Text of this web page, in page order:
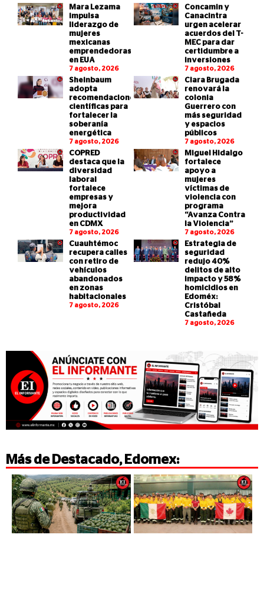
Mara Lezama
impulsa
liderazgo de
mujeres
mexicanas
emprendedoras
en EUA
7 agosto, 2026
Concamin y
Canacintra
urgen acelerar
acuerdos del T-
MEC para dar
certidumbre a
inversiones
7 agosto, 2026
Sheinbaum
adopta
recomendaciones
científicas para
fortalecer la
soberanía
energética
7 agosto, 2026
Clara Brugada
renovará la
colonia
Guerrero con
más seguridad
y espacios
públicos
7 agosto, 2026
COPRED
destaca que la
diversidad
laboral
fortalece
empresas y
mejora
productividad
en CDMX
7 agosto, 2026
Miguel Hidalgo
fortalece
apoyo a
mujeres
víctimas de
violencia con
programa
“Avanza Contra
la Violencia”
7 agosto, 2026
Cuauhtémoc
recupera calles
con retiro de
vehículos
abandonados
en zonas
habitacionales
7 agosto, 2026
Estrategia de
seguridad
redujo 40%
delitos de alto
impacto y 58%
homicidios en
Edoméx:
Cristóbal
Castañeda
7 agosto, 2026
Más de Destacado, Edomex: